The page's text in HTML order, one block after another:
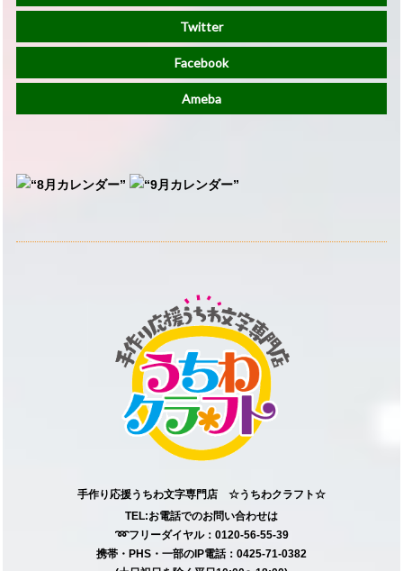
Twitter
Facebook
Ameba
手作り応援うちわ文字専門店 ☆うちわクラフト☆
TEL:お電話でのお問い合わせは
➿フリーダイヤル：0120-56-55-39
携帯・PHS・一部のIP電話：0425-71-0382